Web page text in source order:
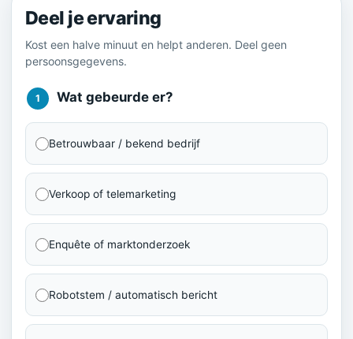
Deel je ervaring
Kost een halve minuut en helpt anderen. Deel geen
persoonsgegevens.
1 Wat gebeurde er?
Betrouwbaar / bekend bedrijf
Verkoop of telemarketing
Enquête of marktonderzoek
Robotstem / automatisch bericht